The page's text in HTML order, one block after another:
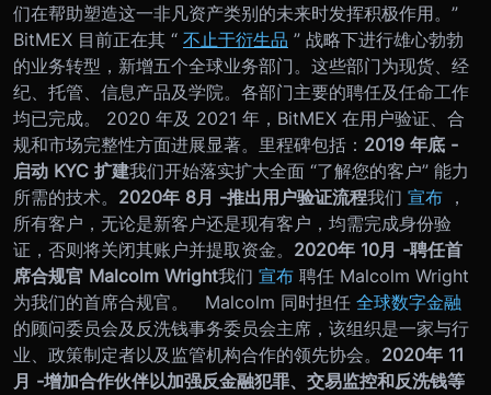
们在帮助塑造这一非凡资产类别的未来时发挥积极作用。”
BitMEX 目前正在其 “ 不止于衍生品 ” 战略下进行雄心勃勃
的业务转型，新增五个全球业务部门。这些部门为现货、经
纪、托管、信息产品及学院。各部门主要的聘任及任命工作
均已完成。 2020 年及 2021 年，BitMEX 在用户验证、合
规和市场完整性方面进展显著。里程碑包括： 2019 年底 -
启动 KYC 扩建我们开始落实扩大全面 “了解您的客户” 能力
所需的技术。 2020年 8月 -推出用户验证流程我们 宣布 ，
所有客户，无论是新客户还是现有客户，均需完成身份验
证，否则将关闭其账户并提取资金。 2020年 10月 -聘任首
席合规官 Malcolm Wright我们 宣布 聘任 Malcolm Wright
为我们的首席合规官。 Malcolm 同时担任 全球数字金融
的顾问委员会及反洗钱事务委员会主席，该组织是一家与行
业、政策制定者以及监管机构合作的领先协会。 2020年 11
月 -增加合作伙伴以加强反金融犯罪、交易监控和反洗钱等